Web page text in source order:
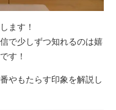
ます！
で少しずつ知れるのは嬉
す！
やもたらす印象を解説し